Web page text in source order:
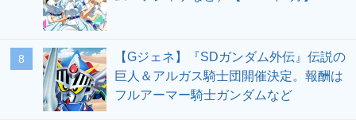
8
【Gジェネ】『SDガンダム外伝』伝説の
巨人＆アルガス騎士団開催決定。報酬は
フルアーマー騎士ガンダムなど